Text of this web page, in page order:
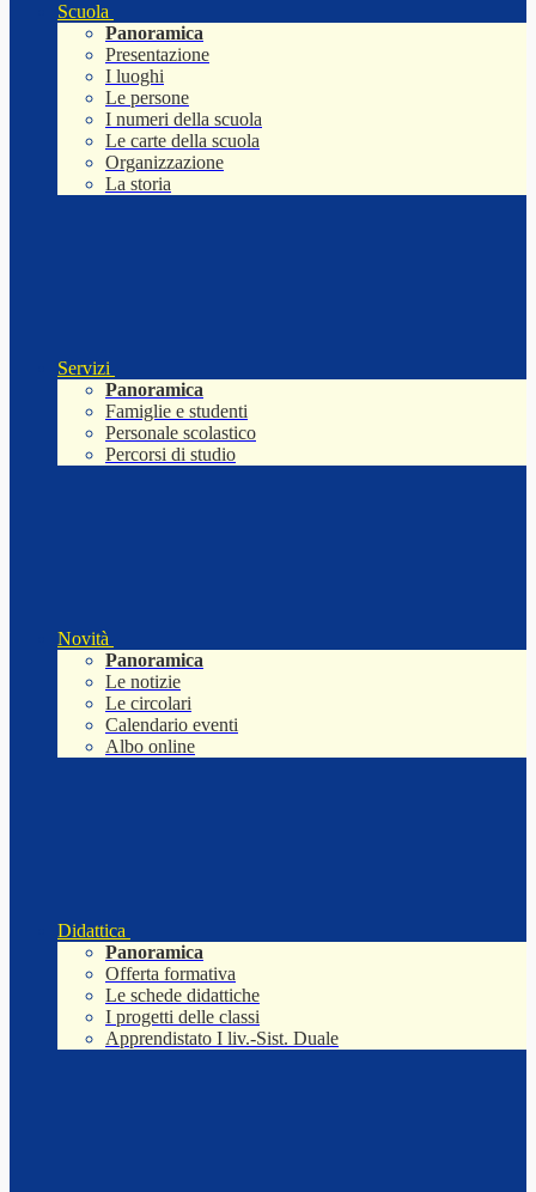
Scuola
Panoramica
Presentazione
I luoghi
Le persone
I numeri della scuola
Le carte della scuola
Organizzazione
La storia
Servizi
Panoramica
Famiglie e studenti
Personale scolastico
Percorsi di studio
Novità
Panoramica
Le notizie
Le circolari
Calendario eventi
Albo online
Didattica
Panoramica
Offerta formativa
Le schede didattiche
I progetti delle classi
Apprendistato I liv.-Sist. Duale